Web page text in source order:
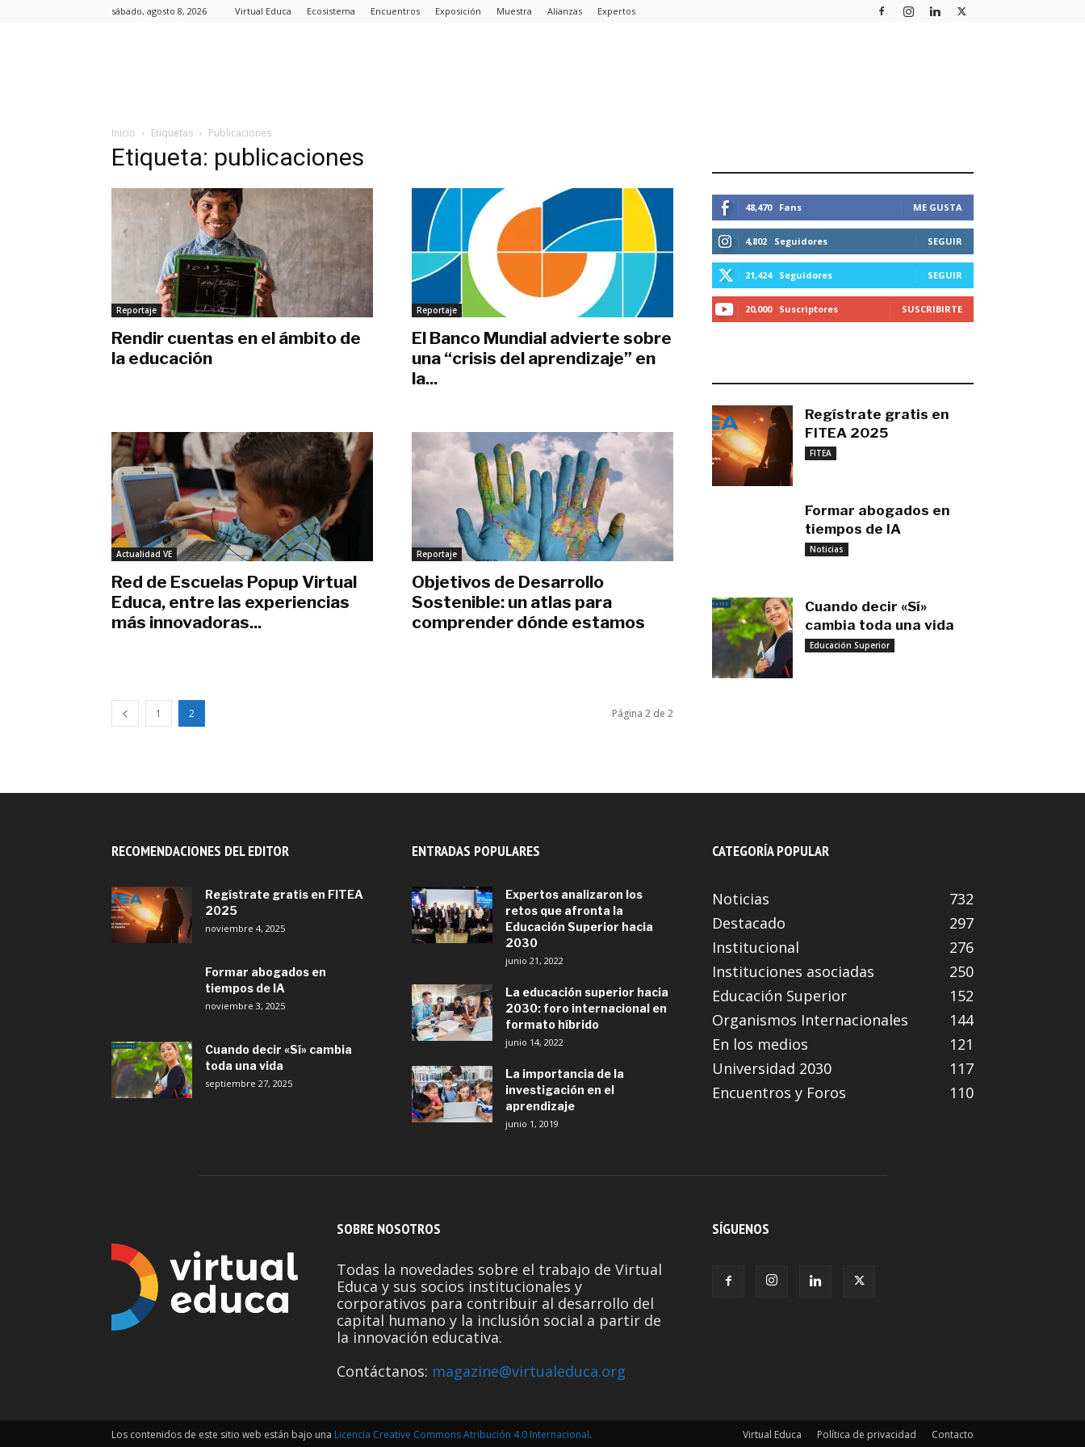
sábado, agosto 8, 2026 Virtual Educa Ecosistema Encuentros Exposición Muestra Alianzas Expertos
Inicio Etiquetas Publicaciones
Etiqueta: publicaciones
Reportaje
Rendir cuentas en el ámbito de
la educación
Reportaje
El Banco Mundial advierte sobre
una “crisis del aprendizaje” en
la...
Actualidad VE
Red de Escuelas Popup Virtual
Educa, entre las experiencias
más innovadoras...
Reportaje
Objetivos de Desarrollo
Sostenible: un atlas para
comprender dónde estamos
1 2 Página 2 de 2
48,470 Fans ME GUSTA
4,802 Seguidores SEGUIR
21,424 Seguidores SEGUIR
20,000 Suscriptores SUSCRIBIRTE
Regístrate gratis en
FITEA 2025
FITEA
Formar abogados en
tiempos de IA
Noticias
Cuando decir «Sí»
cambia toda una vida
Educación Superior
RECOMENDACIONES DEL EDITOR
Regístrate gratis en FITEA
2025
noviembre 4, 2025
Formar abogados en
tiempos de IA
noviembre 3, 2025
Cuando decir «Sí» cambia
toda una vida
septiembre 27, 2025
ENTRADAS POPULARES
Expertos analizaron los
retos que afronta la
Educación Superior hacia
2030
junio 21, 2022
La educación superior hacia
2030: foro internacional en
formato híbrido
junio 14, 2022
La importancia de la
investigación en el
aprendizaje
junio 1, 2019
CATEGORÍA POPULAR
Noticias
732
Destacado
297
Institucional
276
Instituciones asociadas
250
Educación Superior
152
Organismos Internacionales
144
En los medios
121
Universidad 2030
117
Encuentros y Foros
110
SOBRE NOSOTROS
Todas la novedades sobre el trabajo de Virtual
Educa y sus socios institucionales y
corporativos para contribuir al desarrollo del
capital humano y la inclusión social a partir de
la innovación educativa.
Contáctanos: magazine@virtualeduca.org
SÍGUENOS
Virtual Educa Política de privacidad Contacto
Los contenidos de este sitio web están bajo una Licencia Creative Commons Atribución 4.0 Internacional.